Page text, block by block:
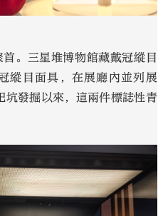
。三星堆博物館藏戴冠縱目
縱目面具，在展廳內並列展
發掘以來，這兩件標誌性青